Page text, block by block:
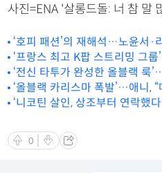
사진=ENA '살롱드돌: 너 참 말
‘호피 패션’의 재해석…노윤서·
‘프랑스 최고 K팝 스트리밍 그
‘전신 타투가 완성한 올블랙 룩
‘올블랙 카리스마 폭발’…애니,
‘니코틴 살인, 상조부터 연락했
0